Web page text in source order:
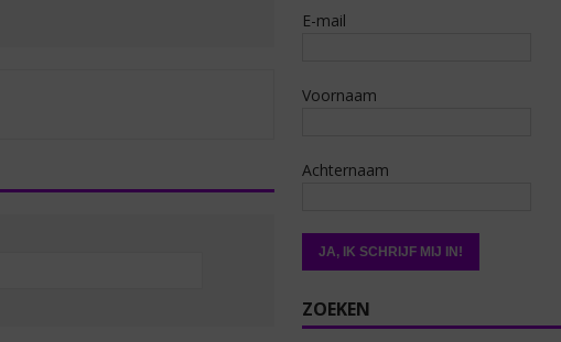
E-mail
Voornaam
Achternaam
ZOEKEN